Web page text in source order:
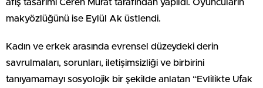
afiş tasarımı Ceren Murat tarafından yapıldı. Oyuncuların
makyözlüğünü ise Eylül Ak üstlendi.
Kadın ve erkek arasında evrensel düzeydeki derin
savrulmaları, sorunları, iletişimsizliği ve birbirini
tanıyamamayı sosyolojik bir şekilde anlatan “Evlilikte Ufak